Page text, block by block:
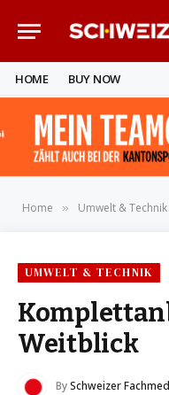
HOME BUY NOW
Home » Umwelt & Technik
UMWELT & TECHNIK
Weitblick
BySchweizer